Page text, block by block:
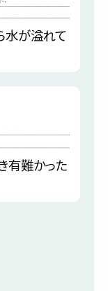
水が溢れて
有難かった